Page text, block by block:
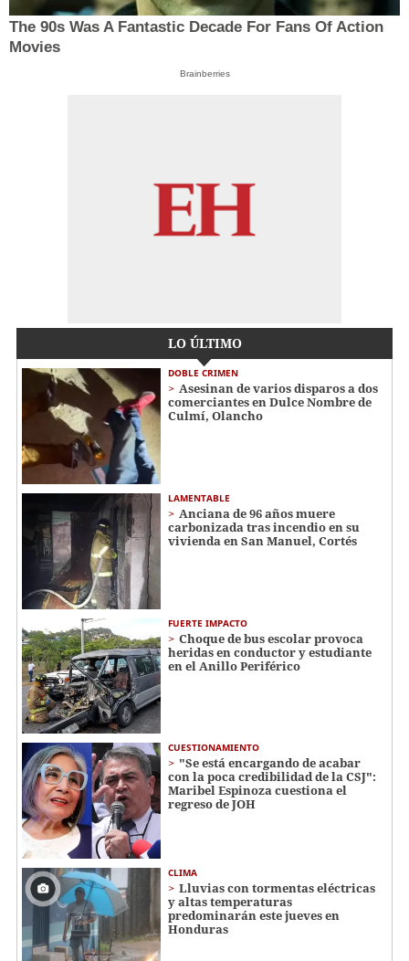
The 90s Was A Fantastic Decade For Fans Of Action
Movies
Brainberries
LO ÚLTIMO
DOBLE CRIMEN
Asesinan de varios disparos a dos
comerciantes en Dulce Nombre de
Culmí, Olancho
LAMENTABLE
Anciana de 96 años muere
carbonizada tras incendio en su
vivienda en San Manuel, Cortés
FUERTE IMPACTO
Choque de bus escolar provoca
heridas en conductor y estudiante
en el Anillo Periférico
CUESTIONAMIENTO
"Se está encargando de acabar
con la poca credibilidad de la CSJ":
Maribel Espinoza cuestiona el
regreso de JOH
CLIMA
Lluvias con tormentas eléctricas
y altas temperaturas
predominarán este jueves en
Honduras